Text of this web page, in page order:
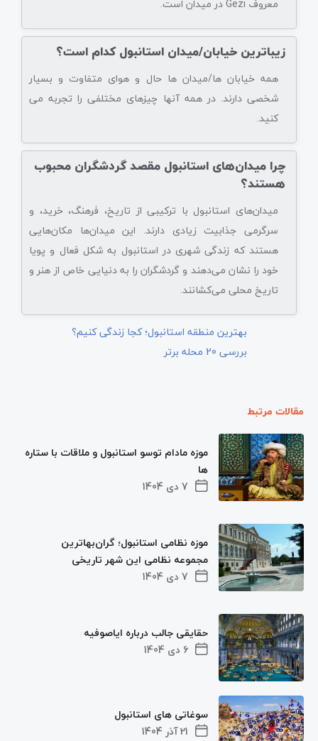
معروف Gezi در میدان است.
زیباترین خیابان/میدان استانبول کدام است؟
همه خیابان ها/میدان ها حال و هوای متفاوت و بسیار
شخصی دارند. در همه آنها چیزهای مختلفی را تجربه می
کنید.
چرا میدان‌های استانبول مقصد گردشگران محبوب
هستند؟
میدان‌های استانبول با ترکیبی از تاریخ، فرهنگ، خرید، و
سرگرمی جذابیت زیادی دارند. این میدان‌ها مکان‌هایی
هستند که زندگی شهری در استانبول به شکل فعال و پویا
خود را نشان می‌دهند و گردشگران را به دنیایی خاص از هنر و
تاریخ محلی می‌کشانند.
بهترین منطقه استانبول؛ کجا زندگی کنیم؟
بررسی 20 محله برتر
مقالات مرتبط
7 دی 1404
موزه مادام توسو استانبول و ملاقات با ستاره
ها
7 دی 1404
موزه نظامی استانبول؛ گران‌بهاترین
مجموعه نظامی این شهر تاریخی
6 دی 1404
حقایقی جالب درباره ایاصوفیه
21 آذر 1404
سوغاتی های استانبول